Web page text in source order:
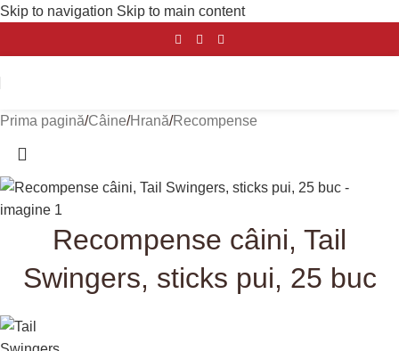
Skip to navigation Skip to main content
Prima pagină/Câine/Hrană/Recompense
Recompense câini, Tail
Swingers, sticks pui, 25 buc